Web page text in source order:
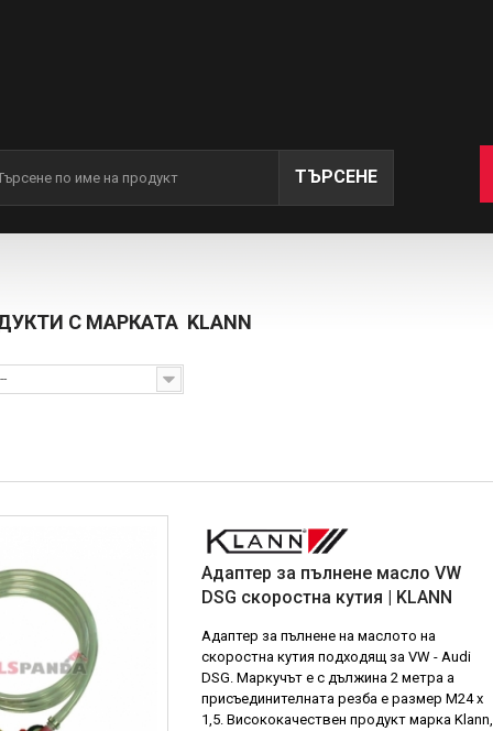
ТЪРСЕНЕ
С МАРКАТА KLANN
--
Адаптер за пълнене масло VW
DSG скоростна кутия | KLANN
Адаптер за пълнене на маслото на
скоростна кутия подходящ за VW - Audi
DSG. Маркучът е с дължина 2 метра а
присъединителната резба е размер M24 x
1,5. Висококачествен продукт марка Klann,